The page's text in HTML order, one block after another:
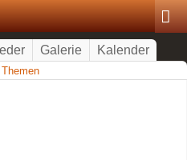
Galerie Kalender